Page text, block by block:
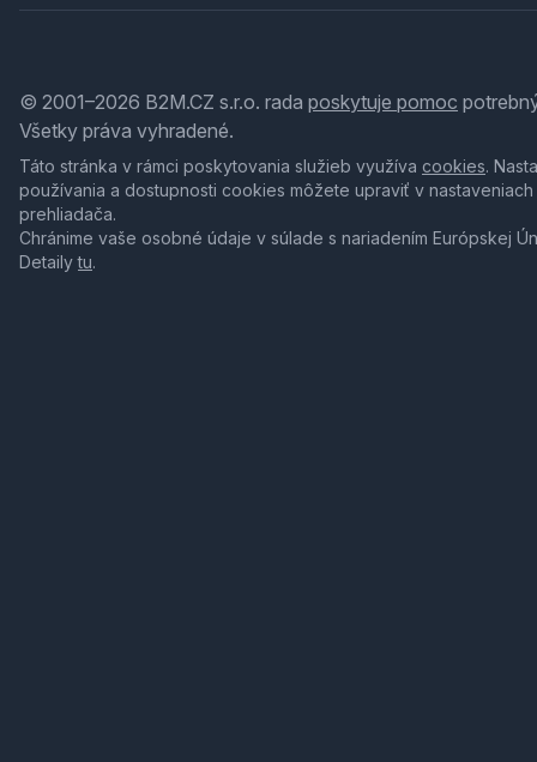
© 2001–2026 B2M.CZ s.r.o. rada poskytuje pomoc
Všetky práva vyhradené.
Táto stránka v rámci poskytovania služieb využíva cookies.
používania a dostupnosti cookies môžete upraviť v nastaveniach
prehliadača.
Chránime vaše osobné údaje v súlade s nariadením Európskej
Detailytu.